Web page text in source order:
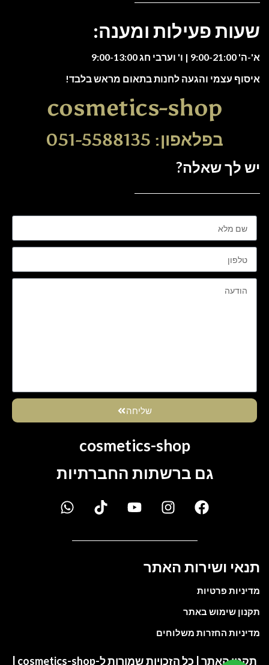
שעות פעילות ומענה:
א'-ה' 9:00-21:00 | ו' וערבי חג 9:00-13:00
איסוף עצמי והגעה לחנות בתאום מראש בלבד!
cosmetics-shop
בפלאפון: 051-5588135
יש לך שאלה?
שליחה
cosmetics-shop
גם ברשתות החברתיות
תנאי ושירות האתר
מדיניות פרטיות
תקנון שימוש באתר
מדיניות החזרות משלוחים